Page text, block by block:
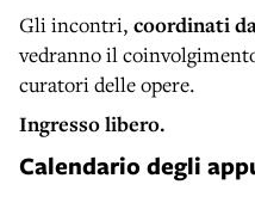
Gli incontri, coordinati
vedranno il
curatori delle opere.
Ingresso libero.
Calendario degli